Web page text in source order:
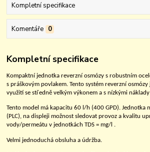
Kompletní specifikace
Komentáře 0
Kompletní specifikace
Kompaktní jednotkareverzní osmózy s robustním
s práškovým povlakem. Tento systém reverzní
využití se středně velkým výkonem as nízkými
Tento model má kapacitu 60 l/h (400 GPD). Jednotka
(PLC), na displeji možnost sledovat provoz a kvalitu
vody/permeátu v jednotkách TDS = mg/l .
Velmi jednoduchá obsluha aúdržba.